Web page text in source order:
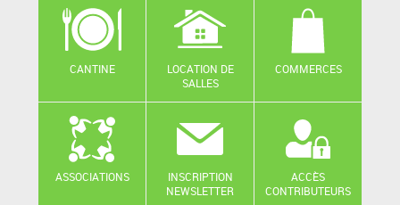
CANTINE
LOCATION DE
SALLES
COMMERCES
ASSOCIATIONS
INSCRIPTION
NEWSLETTER
ACCÈS
CONTRIBUTEURS